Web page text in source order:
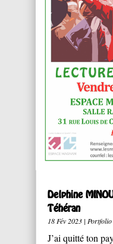
Delphine
Téhéran
18 Fév 2023| Portfolio
J’ai quitté ton